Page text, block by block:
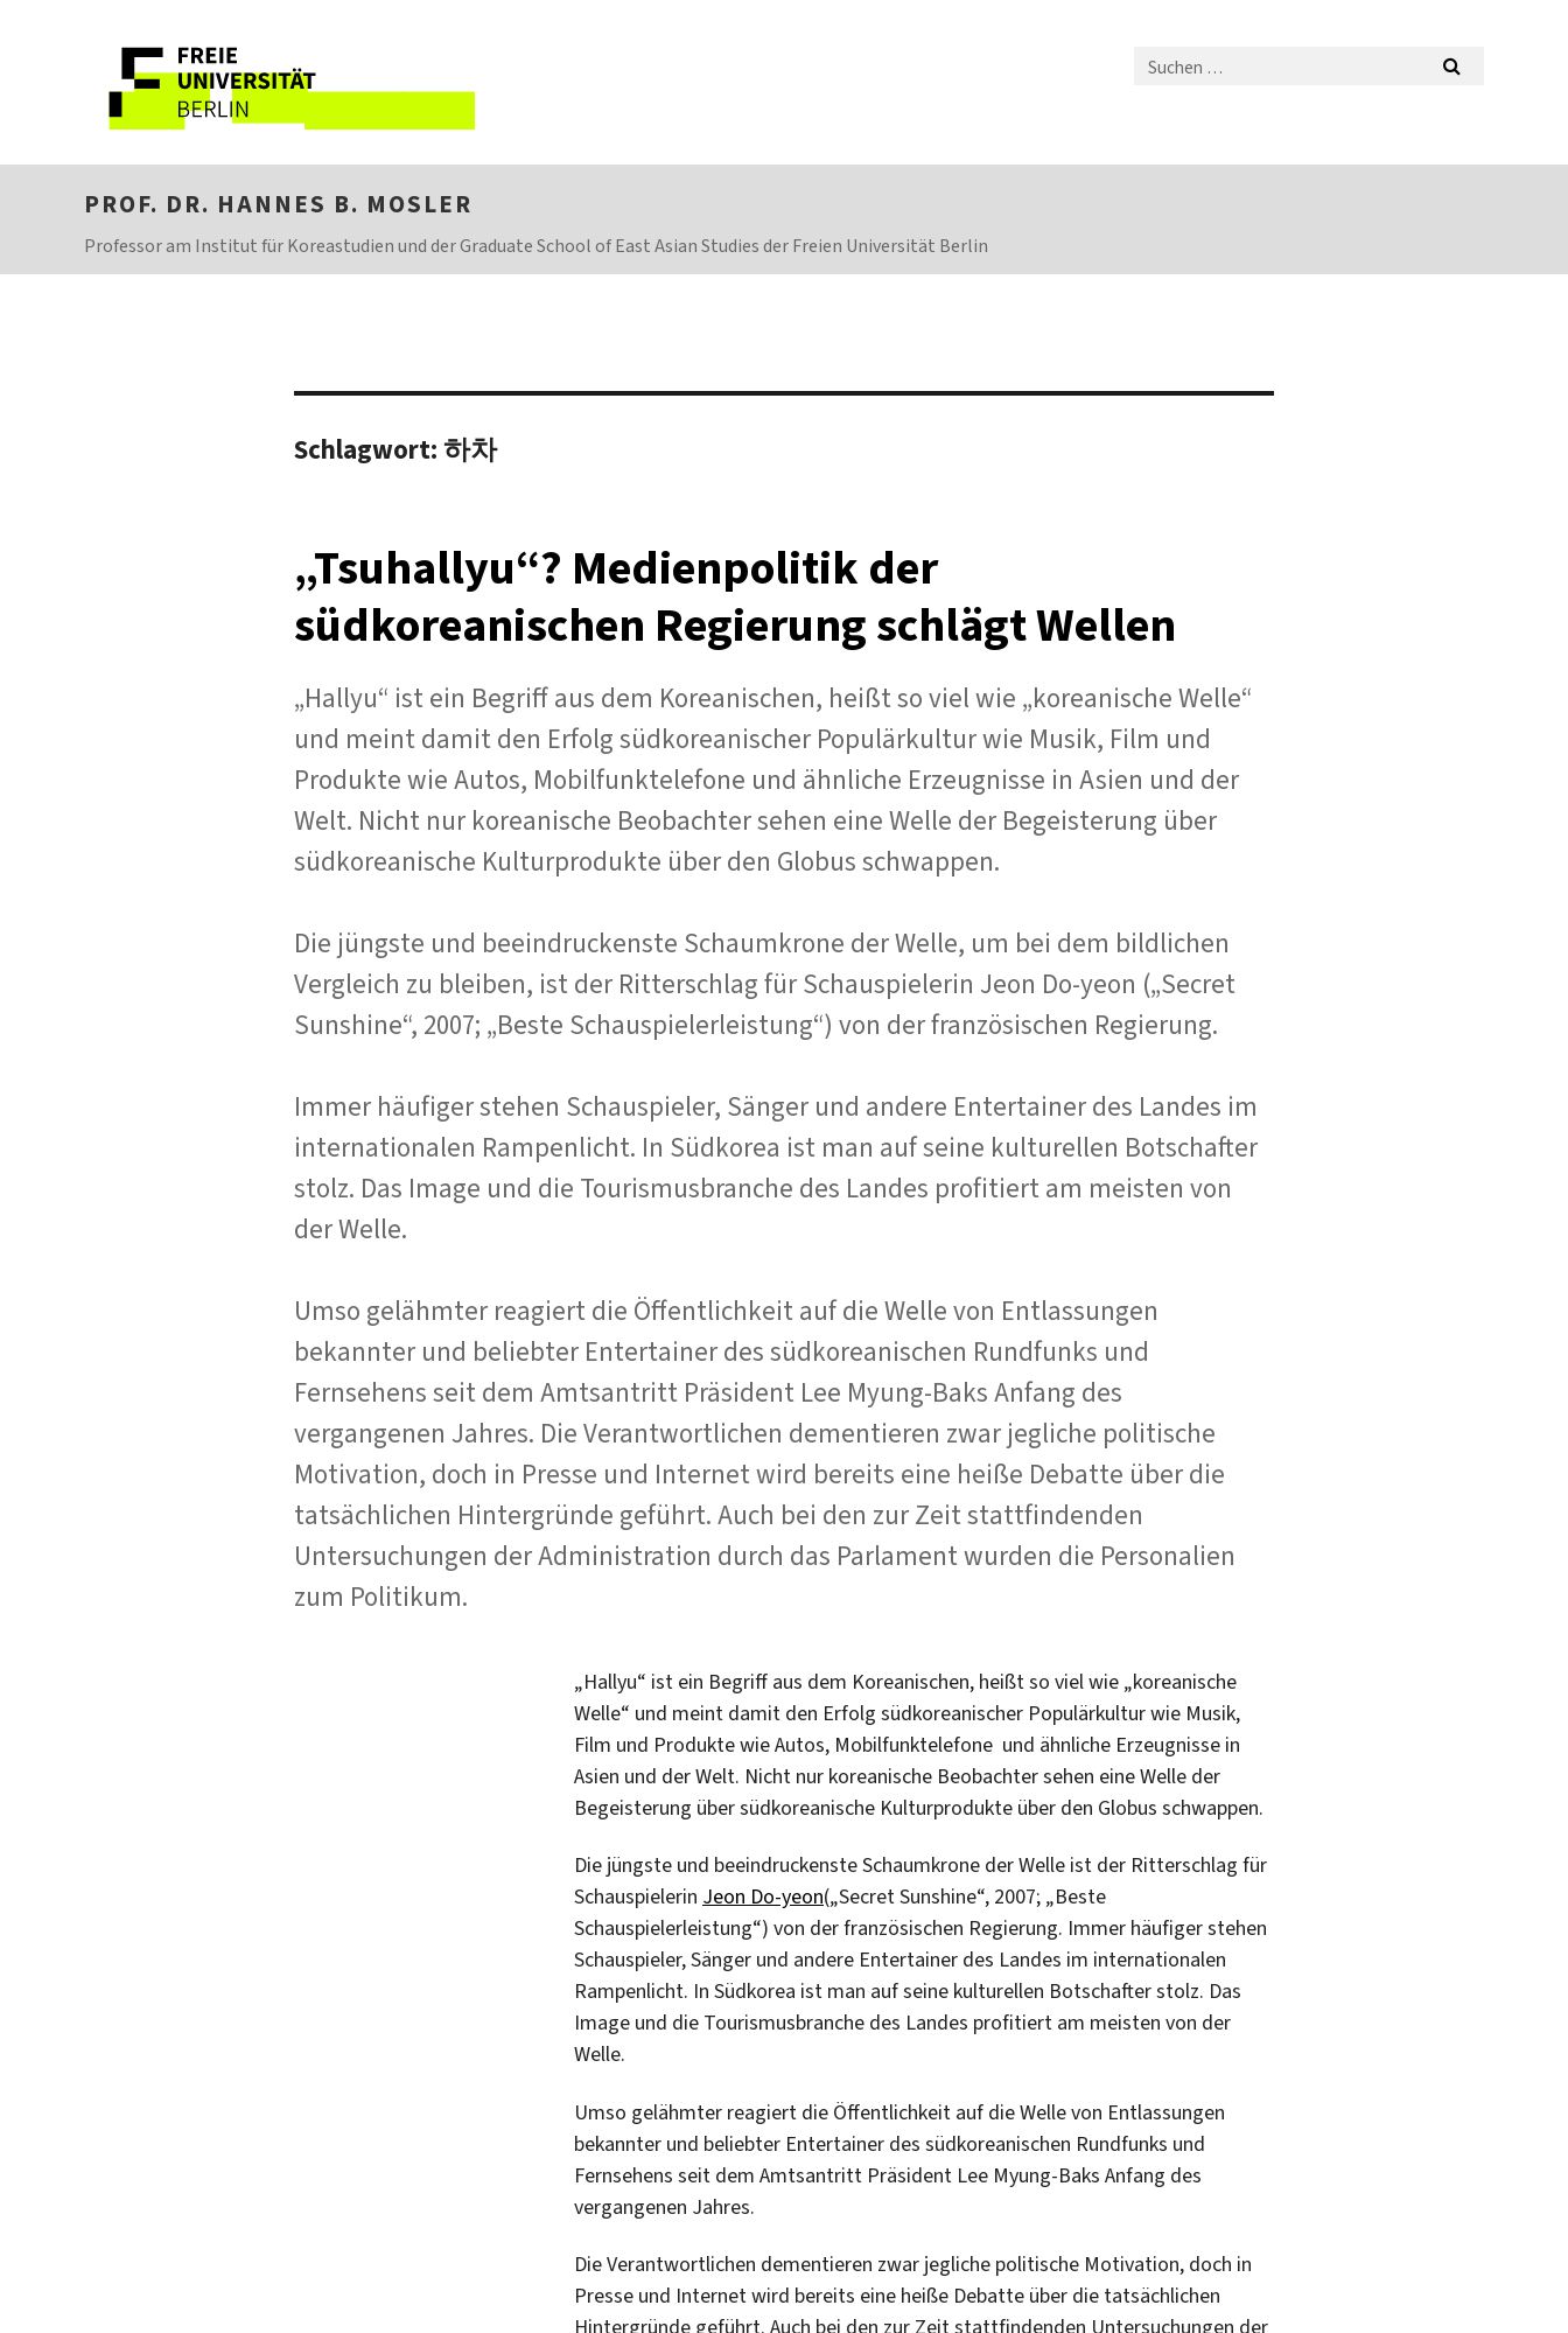
PROF. DR. HANNES B. MOSLER
Professor am Institut für Koreastudien und der Graduate School of East Asian Studies der Freien Universität Berlin
Schlagwort: 하차
„Tsuhallyu“? Medienpolitik der
südkoreanischen Regierung schlägt Wellen
„Hallyu“ ist ein Begriff aus dem Koreanischen, heißt so viel wie „koreanische Welle“
und meint damit den Erfolg südkoreanischer Populärkultur wie Musik, Film und
Produkte wie Autos, Mobilfunktelefone und ähnliche Erzeugnisse in Asien und der
Welt. Nicht nur koreanische Beobachter sehen eine Welle der Begeisterung über
südkoreanische Kulturprodukte über den Globus schwappen.
Die jüngste und beeindruckenste Schaumkrone der Welle, um bei dem bildlichen
Vergleich zu bleiben, ist der Ritterschlag für Schauspielerin Jeon Do-yeon („Secret
Sunshine“, 2007; „Beste Schauspielerleistung“) von der französischen Regierung.
Immer häufiger stehen Schauspieler, Sänger und andere Entertainer des Landes im
internationalen Rampenlicht. In Südkorea ist man auf seine kulturellen Botschafter
stolz. Das Image und die Tourismusbranche des Landes profitiert am meisten von
der Welle.
Umso gelähmter reagiert die Öffentlichkeit auf die Welle von Entlassungen
bekannter und beliebter Entertainer des südkoreanischen Rundfunks und
Fernsehens seit dem Amtsantritt Präsident Lee Myung-Baks Anfang des
vergangenen Jahres. Die Verantwortlichen dementieren zwar jegliche politische
Motivation, doch in Presse und Internet wird bereits eine heiße Debatte über die
tatsächlichen Hintergründe geführt. Auch bei den zur Zeit stattfindenden
Untersuchungen der Administration durch das Parlament wurden die Personalien
zum Politikum.
„Hallyu“ ist ein Begriff aus dem Koreanischen, heißt so viel wie „koreanische
Welle“ und meint damit den Erfolg südkoreanischer Populärkultur wie Musik,
Film und Produkte wie Autos, Mobilfunktelefone und ähnliche Erzeugnisse in
Asien und der Welt. Nicht nur koreanische Beobachter sehen eine Welle der
Begeisterung über südkoreanische Kulturprodukte über den Globus schwappen.
Die jüngste und beeindruckenste Schaumkrone der Welle ist der Ritterschlag für
Schauspielerin Jeon Do-yeon(„Secret Sunshine“, 2007; „Beste
Schauspielerleistung“) von der französischen Regierung. Immer häufiger stehen
Schauspieler, Sänger und andere Entertainer des Landes im internationalen
Rampenlicht. In Südkorea ist man auf seine kulturellen Botschafter stolz. Das
Image und die Tourismusbranche des Landes profitiert am meisten von der
Welle.
Umso gelähmter reagiert die Öffentlichkeit auf die Welle von Entlassungen
bekannter und beliebter Entertainer des südkoreanischen Rundfunks und
Fernsehens seit dem Amtsantritt Präsident Lee Myung-Baks Anfang des
vergangenen Jahres.
Die Verantwortlichen dementieren zwar jegliche politische Motivation, doch in
Presse und Internet wird bereits eine heiße Debatte über die tatsächlichen
Hintergründe geführt. Auch bei den zur Zeit stattfindenden Untersuchungen der